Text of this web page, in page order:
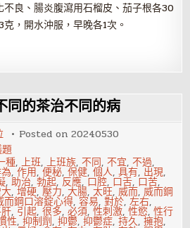
良、腸炎腹瀉用石榴皮、茄子根各30
，開水沖服，早晚各1次。
同的茶治不同的病
Posted on20240530
種,上班,上班族,不同,不宜,不過,
,作用,便秘,保健,個人,具有, 出現,
,助治,勃起, 反應, 口腔, 口舌, 口苦,
,增硬,壓力,大腸,太旺,威而,威而鋼
而鋼口溶錠心得,容易,對於,左右,
, 引起,很多,必須,性刺激,性慾,性行
性,抑制劑,抑鬱,抑鬱症,持久,擁抱,